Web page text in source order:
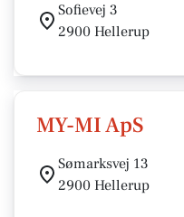
Sofievej 3
2900 Hellerup
MY-MI ApS
Sømarksvej 13
2900 Hellerup